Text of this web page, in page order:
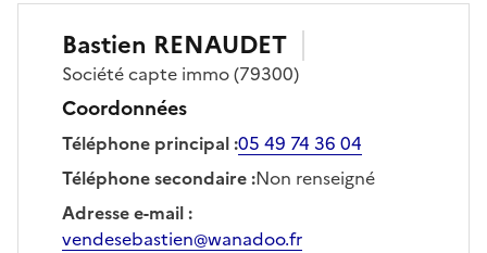
Bastien RENAUDET
Sociétécapte immo(79300)
Coordonnées
Téléphone principal:05 49 74 36 04
Téléphone secondaire:Non renseigné
Adresse e-mail:
vendesebastien@wanadoo.fr